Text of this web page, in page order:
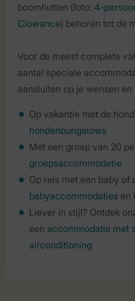
boomhutten (foto: 4-
Clowance) behoren tot de
Voor de meest complete
aantal speciale
aansluiten op je wensen
Op vakantie met de
hondenbungalows
Met een groep van 20
groepsaccommodatie
Op reis met een baby of
babyaccommodaties en
Liever in stijl? Ontdek
een accommodatie met
airconditioning